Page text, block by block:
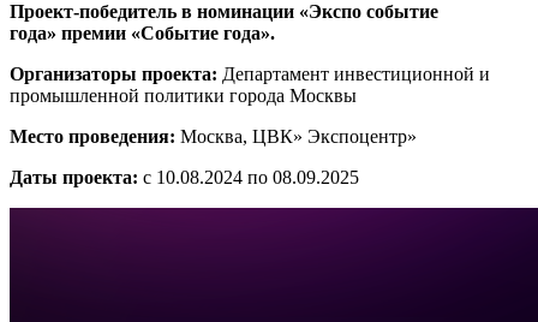
Проект-победитель в номинации «Экспо событие
года» премии «Событие года».
Организаторы проекта: Департамент инвестиционной и
промышленной политики города Москвы
Место проведения: Москва, ЦВК» Экспоцентр»
Даты проекта: с 10.08.2024 по 08.09.2025